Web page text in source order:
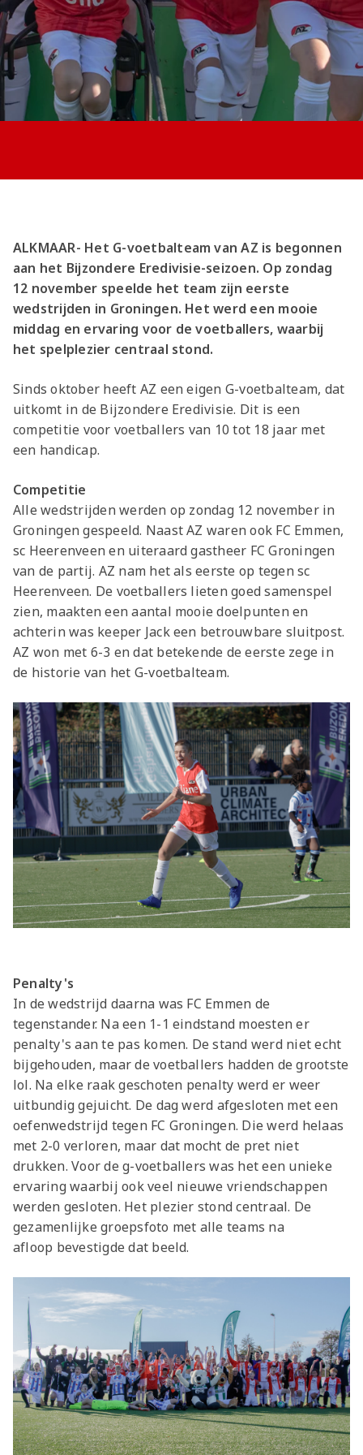
Jong AZ
Seizoenkaart
ALKMAAR- Het G-voetbalteam van AZ is begonnen
aan het Bijzondere Eredivisie-seizoen. Op zondag
12 november speelde het team zijn eerste
wedstrijden in Groningen. Het werd een mooie
middag en ervaring voor de voetballers, waarbij
het spelplezier centraal stond.
Sinds oktober heeft AZ een eigen G-voetbalteam, dat
uitkomt in de Bijzondere Eredivisie. Dit is een
competitie voor voetballers van 10 tot 18 jaar met
een handicap.
Competitie
Alle wedstrijden werden op zondag 12 november in
Groningen gespeeld. Naast AZ waren ook FC Emmen,
sc Heerenveen en uiteraard gastheer FC Groningen
van de partij. AZ nam het als eerste op tegen sc
Heerenveen. De voetballers lieten goed samenspel
zien, maakten een aantal mooie doelpunten en
achterin was keeper Jack een betrouwbare sluitpost.
AZ won met 6-3 en dat betekende de eerste zege in
de historie van het G-voetbalteam.
Penalty's
In de wedstrijd daarna was FC Emmen de
tegenstander. Na een 1-1 eindstand moesten er
penalty's aan te pas komen. De stand werd niet echt
bijgehouden, maar de voetballers hadden de grootste
lol. Na elke raak geschoten penalty werd er weer
uitbundig gejuicht. De dag werd afgesloten met een
oefenwedstrijd tegen FC Groningen. Die werd helaas
met 2-0 verloren, maar dat mocht de pret niet
drukken. Voor de g-voetballers was het een unieke
ervaring waarbij ook veel nieuwe vriendschappen
werden gesloten. Het plezier stond centraal. De
gezamenlijke groepsfoto met alle teams na
afloop bevestigde dat beeld.